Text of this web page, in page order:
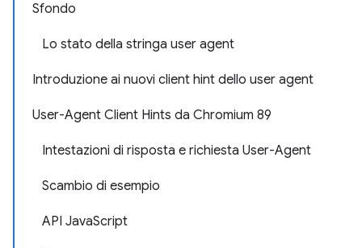
Sfondo
Lo stato della stringa user agent
Introduzione ai nuovi client hint dello user agent
User-Agent Client Hints da Chromium 89
Intestazioni di risposta e richiesta User-Agent
Scambio di esempio
API JavaScript